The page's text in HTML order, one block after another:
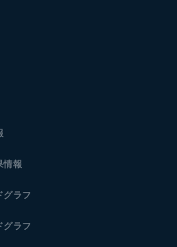
情報
グラフ
グラフ